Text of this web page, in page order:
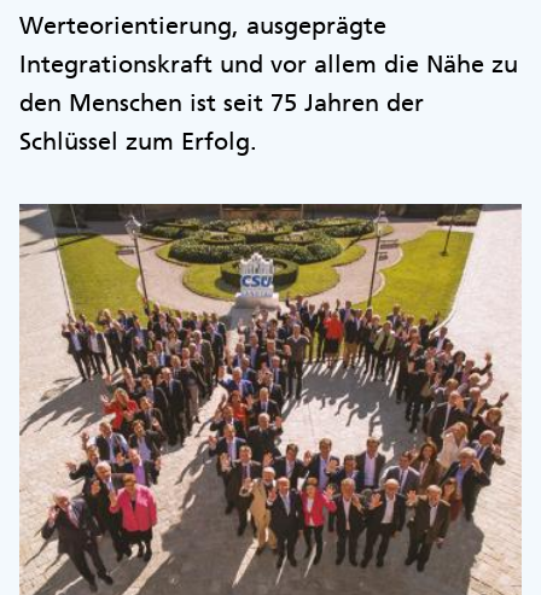
Werteorientierung, ausgeprägte
Integrationskraft und vor allem die Nähe zu
den Menschen ist seit 75 Jahren der
Schlüssel zum Erfolg.